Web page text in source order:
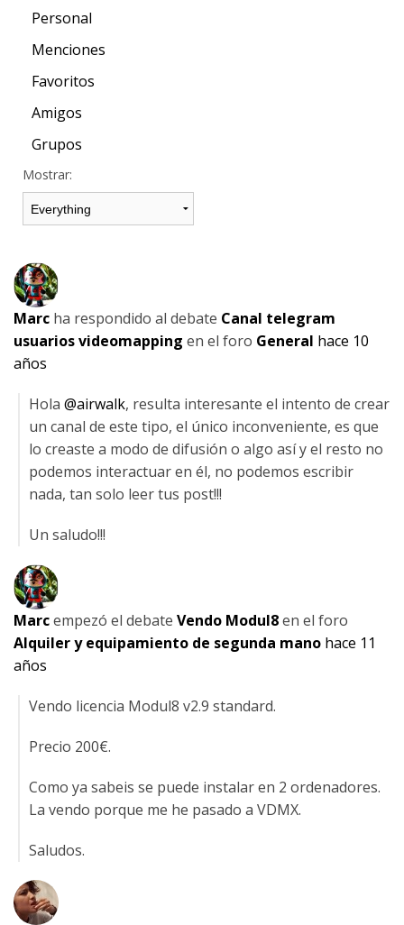
Personal
Menciones
Favoritos
Amigos
Grupos
Mostrar:
Marc ha respondido al debate Canal telegram
usuarios videomapping en el foro General hace 10
años
Hola @airwalk, resulta interesante el intento de crear
un canal de este tipo, el único inconveniente, es que
lo creaste a modo de difusión o algo así y el resto no
podemos interactuar en él, no podemos escribir
nada, tan solo leer tus post!!!
Un saludo!!!
Marcempezó el debate Vendo Modul8en el foro
Alquiler y equipamiento de segunda mano hace 11
años
Vendo licencia Modul8 v2.9 standard.
Precio 200€.
Como ya sabeis se puede instalar en 2 ordenadores.
La vendo porque me he pasado a VDMX.
Saludos.